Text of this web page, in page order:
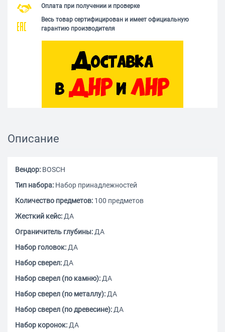
Оплата при получении и проверке
Весь товар сертифицирован и имеет официальную
гарантию производителя
Описание
Вендор: BOSCH
Тип набора: Набор принадлежностей
Количество предметов: 100 предметов
Жесткий кейс:ДА
Ограничитель глубины:ДА
Набор головок:ДА
Набор сверел:ДА
Набор сверел (по камню):ДА
Набор сверел (по металлу):ДА
Набор сверел (по древесине):ДА
Набор коронок:ДА